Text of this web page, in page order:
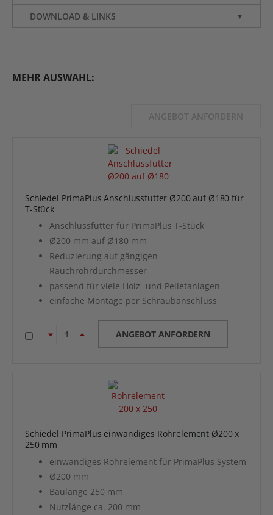
DOWNLOAD & LINKS ▼
MEHR AUSWAHL:
ANGEBOT ANFORDERN
Schiedel PrimaPlus Anschlussfutter Ø200 auf Ø180 für
T-Stück
Anschlussfutter für PrimaPlus T-Stück
Ø200 mm auf Ø180 mm
Reduzierung auf gängigen
Rauchrohrdurchmesser
passend für viele Holz- und Pelletanlagen
einfache Montage per Schraubanschluss
ANGEBOT ANFORDERN
Schiedel PrimaPlus einwandiges Rohrelement Ø200 x
250 mm
einwandiges Rohrelement für PrimaPlus System
Ø200 mm
Baulänge 250 mm
Nutzlänge ca. 200 mm